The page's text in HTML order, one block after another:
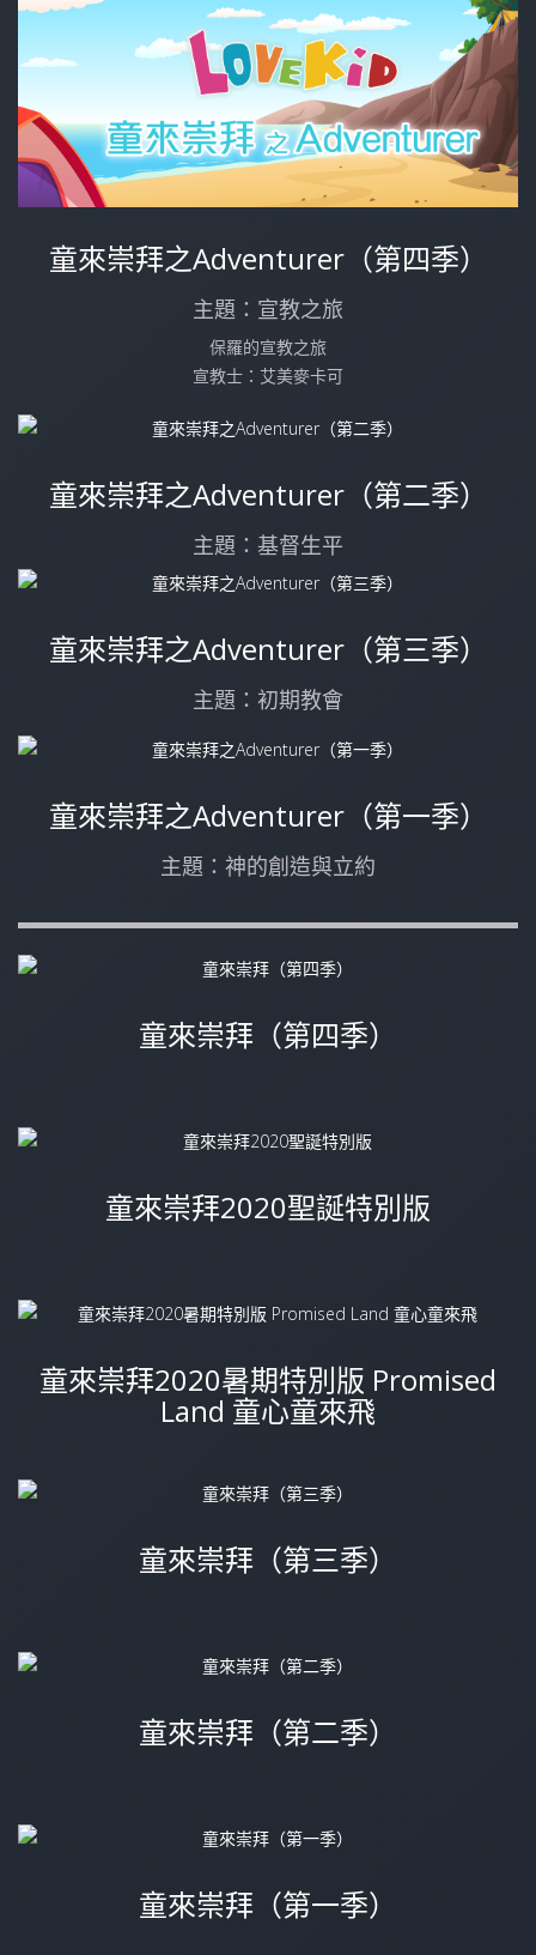
童來崇拜之Adventurer（第四季）
主題：宣教之旅
保羅的宣教之旅
宣教士：艾美麥卡可
童來崇拜之Adventurer（第二季）
主題：基督生平
童來崇拜之Adventurer（第三季）
主題：初期教會
童來崇拜之Adventurer（第一季）
主題：神的創造與立約
童來崇拜（第四季）
童來崇拜2020聖誕特別版
童來崇拜2020暑期特別版 Promised
Land 童心童來飛
童來崇拜（第三季）
童來崇拜（第二季）
童來崇拜（第一季）